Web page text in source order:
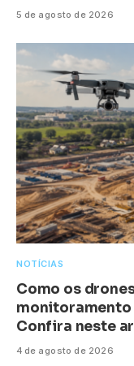
5 de agosto de 2026
NOTÍCIAS
Como os
monitoramento
Confira neste
4 de agosto de 2026